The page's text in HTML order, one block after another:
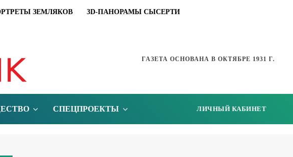
ЗЕМЛЯКОВ 3D-ПАНОРАМЫ СЫСЕРТИ
ГАЗЕТА ОСНОВАНА В ОКТЯБРЕ 1931 Г.
СПЕЦПРОЕКТЫ ЛИЧНЫЙ КАБИНЕТ